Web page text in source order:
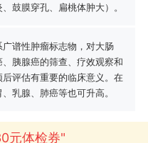
、鼓膜穿孔、扁桃体肿大）。
广谱性肿瘤标志物，对大肠
、胰腺癌的筛查、疗效观察和
后评估有重要的临床意义。在
、乳腺、肺癌等也可升高。
元体检券"